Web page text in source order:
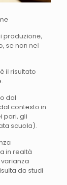
produzione,
se non nel
il risultato
dal
contesto in
pari, gli
scuola).
in realtà
da studi